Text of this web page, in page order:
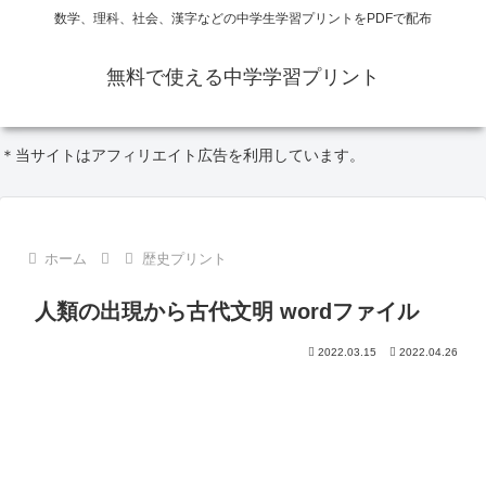
数学、理科、社会、漢字などの中学生学習プリントをPDFで配布
無料で使える中学学習プリント
＊当サイトはアフィリエイト広告を利用しています。
ホーム 歴史プリント
人類の出現から古代文明 wordファイル
2022.03.15 2022.04.26